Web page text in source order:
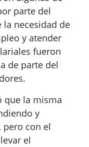
parte del
necesidad de
y atender
fueron
de parte del
que la misma
y
con el
el